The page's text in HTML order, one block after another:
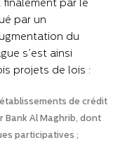
finalement par le
par un
du
s’est ainsi
projets de lois :
de crédit
Bank Al Maghrib, dont
participatives ;